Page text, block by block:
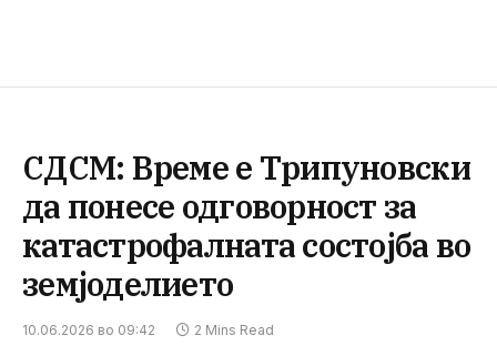
СДСМ: Време е Трипуновски
да понесе одговорност за
катастрофалната состојба во
земјоделието
10.06.2026 во 09:42 2 Mins Read